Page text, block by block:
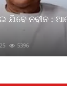
ଯିବେ ନବୀନ :
5396